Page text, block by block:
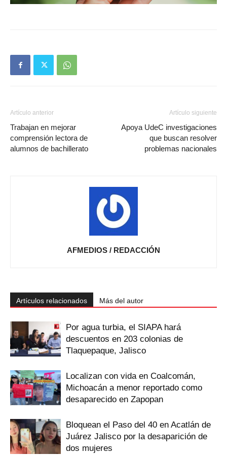
Artículo anterior
Trabajan en mejorar
comprensión lectora de
alumnos de bachillerato
Artículo siguiente
Apoya UdeC investigaciones
que buscan resolver
problemas nacionales
AFMEDIOS / REDACCIÓN
Artículos relacionados Más del autor
Por agua turbia, el SIAPA hará
descuentos en 203 colonias de
Tlaquepaque, Jalisco
Localizan con vida en Coalcomán,
Michoacán a menor reportado como
desaparecido en Zapopan
Bloquean el Paso del 40 en Acatlán de
Juárez Jalisco por la desaparición de
dos mujeres